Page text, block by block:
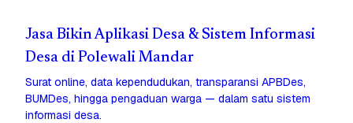
Jasa Bikin Aplikasi Desa & Sistem Informasi
Desa di Polewali Mandar
Surat online, data kependudukan, transparansi APBDes,
BUMDes, hingga pengaduan warga — dalam satu sistem
informasi desa.